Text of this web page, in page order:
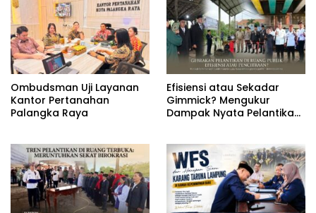
Ombudsman Uji Layanan
Kantor Pertanahan
Palangka Raya
Efisiensi atau Sekadar
Gimmick? Mengukur
Dampak Nyata Pelantikan